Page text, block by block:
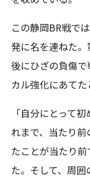
この静岡BR戦で
発に名を連ねた
後にひざの負傷
カル強化にあてた
「自分にとって
れまで、当たり
たことが当たり
た。そして、周